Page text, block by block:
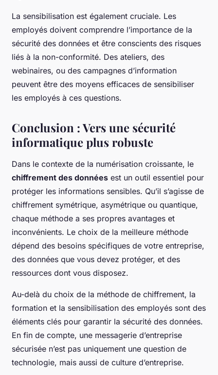
La sensibilisation est également cruciale. Les
employés doivent comprendre l’importance de la
sécurité des données et être conscients des risques
liés à la non-conformité. Des ateliers, des
webinaires, ou des campagnes d’information
peuvent être des moyens efficaces de sensibiliser
les employés à ces questions.
Conclusion : Vers une sécurité
informatique plus robuste
Dans le contexte de la numérisation croissante, le
chiffrement des données est un outil essentiel pour
protéger les informations sensibles. Qu’il s’agisse de
chiffrement symétrique, asymétrique ou quantique,
chaque méthode a ses propres avantages et
inconvénients. Le choix de la meilleure méthode
dépend des besoins spécifiques de votre entreprise,
des données que vous devez protéger, et des
ressources dont vous disposez.
Au-delà du choix de la méthode de chiffrement, la
formation et la sensibilisation des employés sont des
éléments clés pour garantir la sécurité des données.
En fin de compte, une messagerie d’entreprise
sécurisée n’est pas uniquement une question de
technologie, mais aussi de culture d’entreprise.